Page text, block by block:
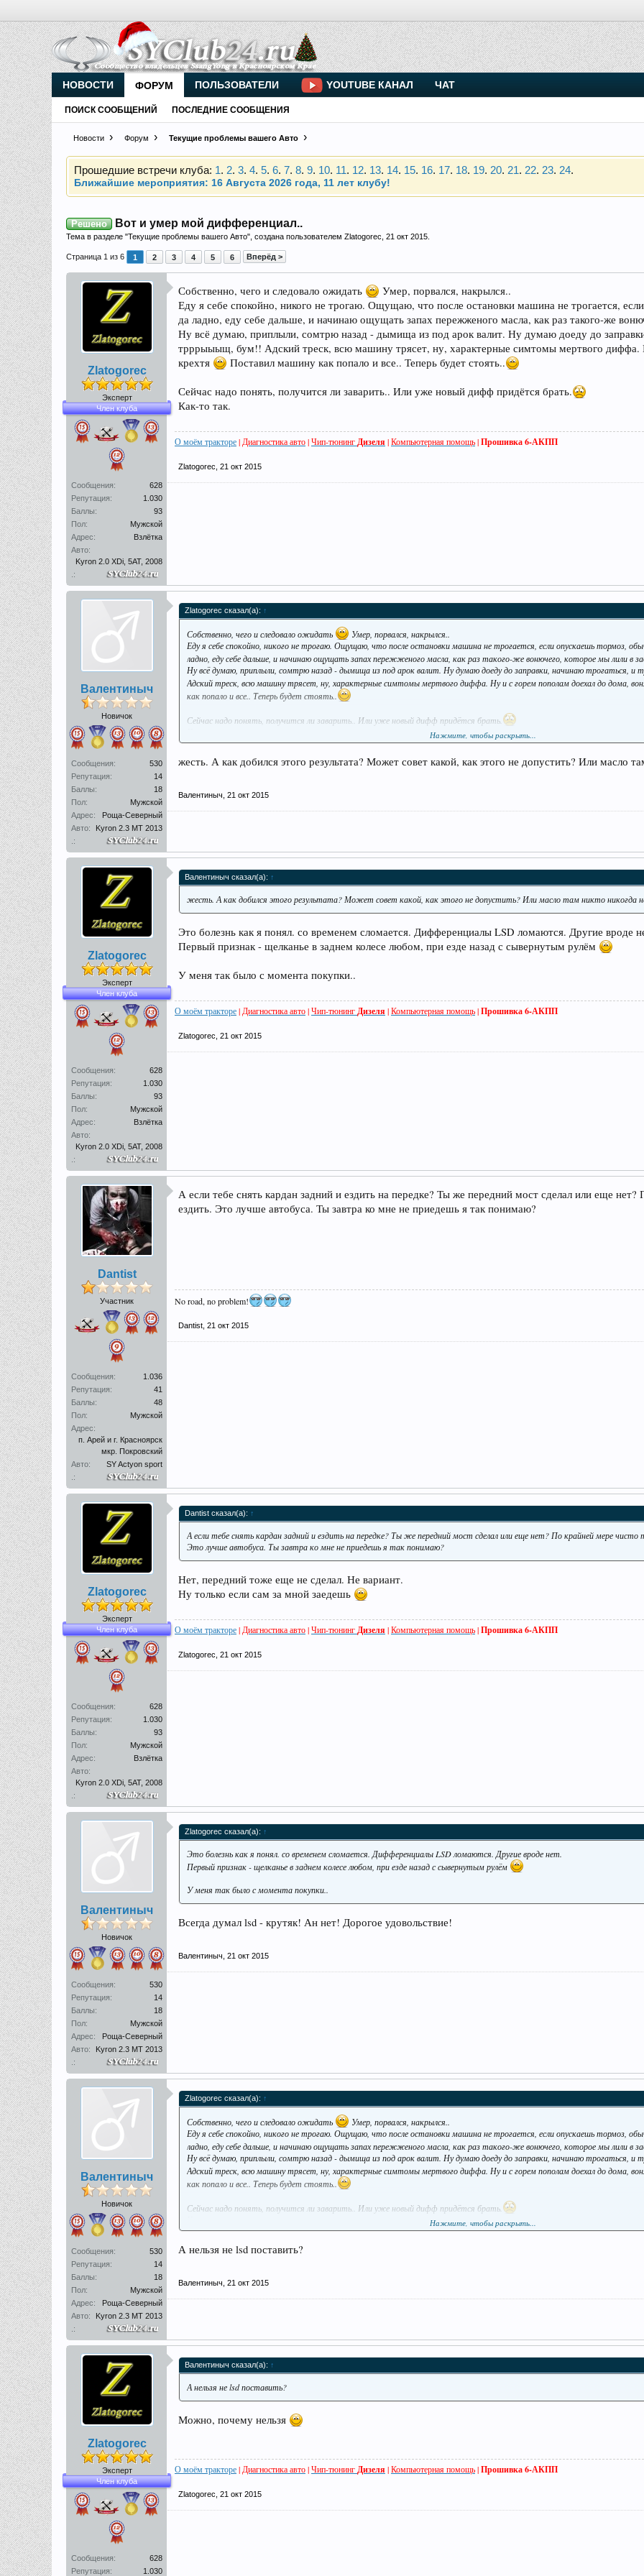
Новости Форум Текущие проблемы вашего Авто
Внимание, новые участники нашего клуба!
Основное общение происходит вTelegram-чате. Присоединяйтесь.
Чип-тюнинг (прошивка) дизелей от Vahmurka
Прошедшие встречи клуба: 1. 2. 3. 4. 5. 6. 7. 8. 9. 10. 11. 12. 13. 14. 15. 16. 17. 18. 19. 20. 21. 22. 23. 24.
Ближайшие мероприятия: 16 Августа 2026 года, 11 лет клубу!
Основное общение происходит в
Чип-тюнинг (прошивка) дизелей от Vahmurka
Прошедшие встречи клуба:1.2. 3.4. 5. 6.7.8.9.10.11.12 .13 .14.15.16.17. 18.19.20.
Ближайшие мероприятия: 16 Августа 2026 года, 11 лет клубу!
Решено Вот и умер мой дифференциал..
Тема в разделе "Текущие проблемы вашего Авто", создана пользователем Zlatogorec 21 окт 2015
Страница 1 из 6 1 2 3 4 5 6 Вперёд >
Zlatogorec
Эксперт
Член клуба
Сообщения:
628
Репутация:
1.030
Баллы:
93
Пол:
Мужской
Адрес:
Взлётка
Авто:
Kyron 2.0 XDi, 5AT, 2008
.:
Собственно, чего и следовало ожидать
Умер, порвался, накрылся..
Еду я себе спокойно, никого не трогаю. Ощущаю, что после остановки машина не трогается,
да ладно, еду себе дальше, и начинаю ощущать запах пережженого масла, как раз такого-же
Ну всё думаю, приплыли, сомтрю назад - дымища из под арок валит. Ну думаю доеду до
трррыыыщ, бум!! Адский треск, всю машину трясет, ну, характерные симтомы мертвого диффа.
крехтя
Поставил машину как попало и все.. Теперь будет стоять..
Сейчас надо понять, получится ли заварить.. Или уже новый дифф придётся брать.
Как-то так.
О моём тракторе| Диагностика авто|Чип-тюнингДизеля |Компьютерная помощь|Прошивка 6-АКПП
Zlatogorec 21 окт 2015
Валентиныч
Новичок
Сообщения:
530
Репутация:
14
Баллы:
18
Пол:
Мужской
Адрес:
Роща-Северный
Авто:
Kyron 2.3 MT 2013
.:
Zlatogorec сказал(а): ↑
Собственно, чего и следовало ожидать
Умер, порвался, накрылся..
Еду я себе спокойно, никого не трогаю. Ощущаю, что после остановки машина не трогается, если опускаешь тормоз,
ладно, еду себе дальше, и начинаю ощущать запах пережженого масла, как раз такого-же вонючего, которое мы лили в
Ну всё думаю, приплыли, сомтрю назад - дымища из под арок валит. Ну думаю доеду до заправки, начинаю трогаться,
Адский треск, всю машину трясет, ну, характерные симтомы мертвого диффа. Ну и с горем пополам доехал до дома,
как попало и все.. Теперь будет стоять..
Сейчас надо понять, получится ли заварить.. Или уже новый дифф придётся брать.
Нажмите, чтобы раскрыть...
жесть. А как добился этого результата? Может совет какой, как этого не допустить? Или масло
Валентиныч 21 окт 2015
Zlatogorec
Эксперт
Член клуба
Сообщения:
628
Репутация:
1.030
Баллы:
93
Пол:
Мужской
Адрес:
Взлётка
Авто:
Kyron 2.0 XDi, 5AT, 2008
.:
Валентиныч сказал(а): ↑
жесть. А как добился этого результата? Может совет какой, как этого не допустить? Или масло там никто никогда
Это болезнь как я понял. со временем сломается. Дифференциалы LSD ломаются. Другие вроде
Первый признак - щелканье в заднем колесе любом, при езде назад с сывернутым рулём
У меня так было с момента покупки..
О моём тракторе| Диагностика авто|Чип-тюнингДизеля |Компьютерная помощь|Прошивка 6-АКПП
Zlatogorec 21 окт 2015
Dantist
Участник
Сообщения:
1.036
Репутация:
41
Баллы:
48
Пол:
Мужской
Адрес:
п. Арей и г. Красноярск
мкр. Покровский
Авто:
SY Actyon sport
.:
А если тебе снять кардан задний и ездить на передке? Ты же передний мост сделал или еще
ездить. Это лучше автобуса. Ты завтра ко мне не приедешь я так понимаю?
No road, no problem!
Dantist 21 окт 2015
Zlatogorec
Эксперт
Член клуба
Сообщения:
628
Репутация:
1.030
Баллы:
93
Пол:
Мужской
Адрес:
Взлётка
Авто:
Kyron 2.0 XDi, 5AT, 2008
.:
Dantist сказал(а): ↑
А если тебе снять кардан задний и ездить на передке? Ты же передний мост сделал или еще нет? По крайней мере
Это лучше автобуса. Ты завтра ко мне не приедешь я так понимаю?
Нет, передний тоже еще не сделал. Не вариант.
Ну только если сам за мной заедешь
О моём тракторе| Диагностика авто|Чип-тюнингДизеля |Компьютерная помощь|Прошивка 6-АКПП
Zlatogorec 21 окт 2015
Валентиныч
Новичок
Сообщения:
530
Репутация:
14
Баллы:
18
Пол:
Мужской
Адрес:
Роща-Северный
Авто:
Kyron 2.3 MT 2013
.:
Zlatogorec сказал(а): ↑
Это болезнь как я понял. со временем сломается. Дифференциалы LSD ломаются. Другие вроде нет.
Первый признак - щелканье в заднем колесе любом, при езде назад с сывернутым рулём
У меня так было с момента покупки..
Всегда думал lsd - крутяк! Ан нет! Дорогое удовольствие!
Валентиныч 21 окт 2015
Валентиныч
Новичок
Сообщения:
530
Репутация:
14
Баллы:
18
Пол:
Мужской
Адрес:
Роща-Северный
Авто:
Kyron 2.3 MT 2013
.:
Zlatogorec сказал(а): ↑
Собственно, чего и следовало ожидать
Умер, порвался, накрылся..
Еду я себе спокойно, никого не трогаю. Ощущаю, что после остановки машина не трогается, если опускаешь тормоз,
ладно, еду себе дальше, и начинаю ощущать запах пережженого масла, как раз такого-же вонючего, которое мы лили в
Ну всё думаю, приплыли, сомтрю назад - дымища из под арок валит. Ну думаю доеду до заправки, начинаю трогаться,
Адский треск, всю машину трясет, ну, характерные симтомы мертвого диффа. Ну и с горем пополам доехал до дома,
как попало и все.. Теперь будет стоять..
Сейчас надо понять, получится ли заварить.. Или уже новый дифф придётся брать.
Нажмите, чтобы раскрыть...
А нельзя не lsd поставить?
Валентиныч 21 окт 2015
Zlatogorec
Эксперт
Член клуба
Сообщения:
628
Репутация:
1.030
Валентиныч сказал(а): ↑
А нельзя не lsd поставить?
Можно, почему нельзя
О моём тракторе| Диагностика авто|Чип-тюнингДизеля |Компьютерная помощь|Прошивка 6-АКПП
Zlatogorec 21 окт 2015
НОВОСТИ ФОРУМ
ПОИСК СООБЩЕНИЙ ПОСЛЕДНИЕ СООБЩЕНИЯ
ПОЛЬЗОВАТЕЛИ YOUTUBE КАНАЛ ЧАТ